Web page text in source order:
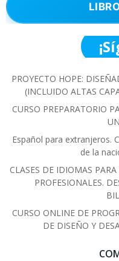
PROYECTO HOPE:
(INCLUIDO ALTAS
CURSO PREPARATORIO
Español para extranjeros.
de la
CLASES DE IDIOMAS
PROFESIONALES.
CURSO ONLINE DE
DE DISEÑO Y